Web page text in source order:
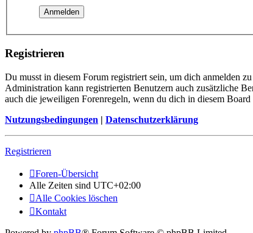
Registrieren
Du musst in diesem Forum registriert sein, um dich anmelden
Administration kann registrierten Benutzern auch zusätzliche
auch die jeweiligen Forenregeln, wenn du dich in diesem Board
Nutzungsbedingungen | Datenschutzerklärung
Registrieren
Foren-Übersicht
Alle Zeiten sind UTC+02:00
Alle Cookies löschen
Kontakt